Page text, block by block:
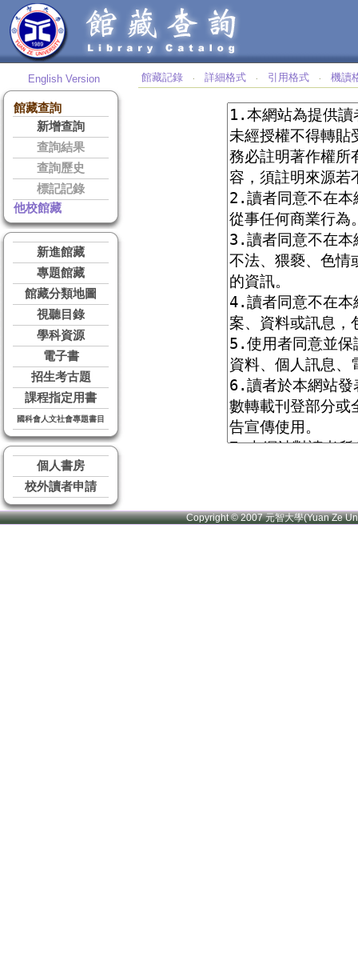
English Version
館藏查詢
新增查詢
查詢結果
查詢歷史
標記記錄
他校館藏
新進館藏
專題館藏
館藏分類地圖
視聽目錄
學科資源
電子書
招生考古題
課程指定用書
國科會人文社會專題書目
個人書房
校外讀者申請
館藏記錄 ‧ 詳細格式 ‧ 引用格式 ‧ 機讀
Copyright © 2007 元智大學(Yuan Ze